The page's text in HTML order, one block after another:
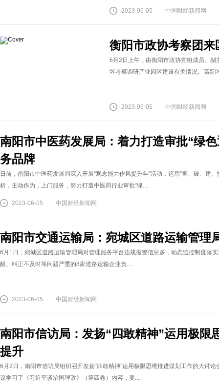
2023-06-05 中国财经新闻网
衡阳市政协考察团来
6月2日上午，由衡阳市政协党组成员、
区考察调研产业园区建设有关情况。高新
2023-06-05 中国财经新闻网
南阳市中医药发展局：着力打造审批“绿
务品牌
日前，南阳市中医药发展局深入开展“观念能力作风提升年”活动，运用“查、破、建
析，主动作为，上门服务，努力打造中医药行业审批“绿....
2023-06-05 中国财经新闻网
南阳市交通运输局：宛城区道路运输管理
6月1日，宛城区道路运输管理局对管理服务平台违规报警信息多，动态监控制度落
醒、纠正不及时等问题严重的8家道路运输企业负....
2023-06-05 中国财经新闻网
南阳市信访局：发扬“四敢精神”运用极限
提升
6月2日，南阳市信访局组织召开发扬“四敢精神”运用极限思维推进谋划工作的大讨
议学习了《习近平谈治国理政》（第四卷）内容，要....